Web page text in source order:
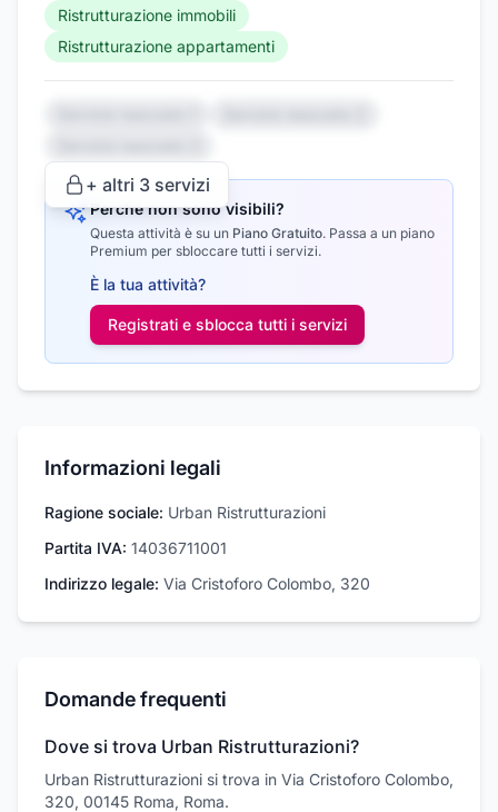
Ristrutturazione immobili
Ristrutturazione appartamenti
+ altri 3 servizi
Perché non sono visibili?
Questa attività è su un Piano Gratuito. Passa a un piano
Premium per sbloccare tutti i servizi.
È la tua attività?
Registrati e sblocca tutti i servizi
Informazioni legali
Ragione sociale: Urban Ristrutturazioni
Partita IVA: 14036711001
Indirizzo legale: Via Cristoforo Colombo, 320
Domande frequenti
Dove si trova Urban Ristrutturazioni?
Urban Ristrutturazioni si trova in Via Cristoforo Colombo,
320, 00145 Roma, Roma.